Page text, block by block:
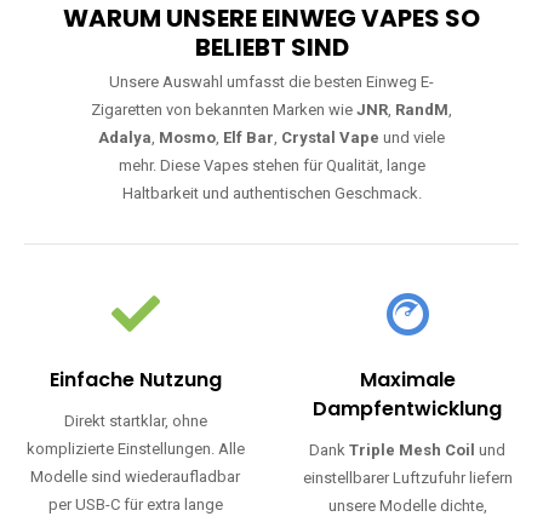
WARUM UNSERE EINWEG VAPES SO
BELIEBT SIND
Unsere Auswahl umfasst die besten Einweg E-
Zigaretten von bekannten Marken wie JNR, RandM,
Adalya, Mosmo, Elf Bar, Crystal Vape und viele
mehr. Diese Vapes stehen für Qualität, lange
Haltbarkeit und authentischen Geschmack.
Einfache Nutzung
Direkt startklar, ohne
komplizierte Einstellungen. Alle
Modelle sind wiederaufladbar
per USB-C für extra lange
Maximale
Dampfentwicklung
DankTriple Mesh Coil und
einstellbarer Luftzufuhr liefern
unsere Modelle dichte,